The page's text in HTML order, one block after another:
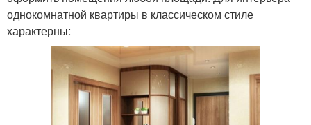
однокомнатной квартиры в классическом стиле
характерны: